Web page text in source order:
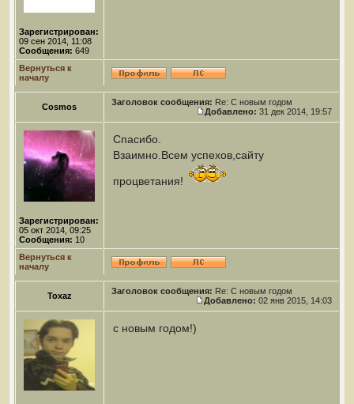
Зарегистрирован:
09 сен 2014, 11:08
Сообщения: 649
Вернуться к
началу
Cosmos Заголовок сообщения: Re: С новым годом
Добавлено: 31 дек 2014, 19:57
Зарегистрирован:
05 окт 2014, 09:25
Сообщения: 10
Спасибо.
Взаимно.Всем успехов,сайту
процветания!
Вернуться к
началу
Toxaz Заголовок сообщения: Re: С новым годом
Добавлено: 02 янв 2015, 14:03
с новым годом!)